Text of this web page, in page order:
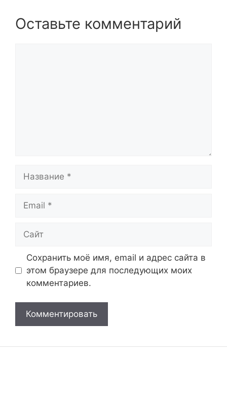
Оставьте комментарий
Сохранить моё имя, email и адрес сайта в
этом браузере для последующих моих
комментариев.